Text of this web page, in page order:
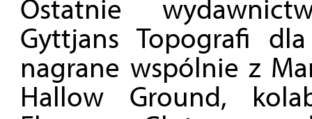
Ostatnie
Gyttjans Topografi
nagrane wspólnie z
Hallow Ground,